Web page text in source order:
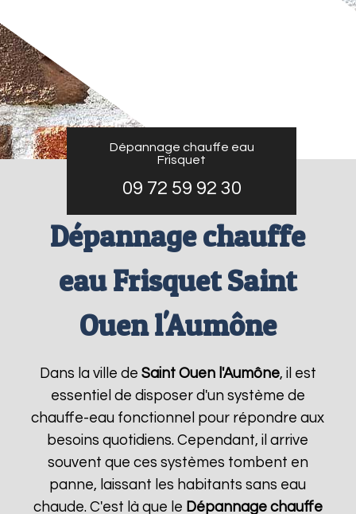
Dépannage chauffe eau
Frisquet
09 72 59 92 30
Dépannage chauffe
eau Frisquet Saint
Ouen l'Aumône
Dans la ville de Saint Ouen l'Aumône, il est
essentiel de disposer d'un système de
chauffe-eau fonctionnel pour répondre aux
besoins quotidiens. Cependant, il arrive
souvent que ces systèmes tombent en
panne, laissant les habitants sans eau
chaude. C'est là que le Dépannage chauffe